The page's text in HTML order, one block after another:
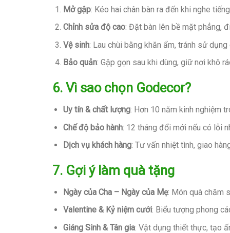
Mở gập: Kéo hai chân bàn ra đến khi nghe
Chỉnh sửa độ cao: Đặt bàn lên bề mặt phẳng,
Vệ sinh: Lau chùi bằng khăn ẩm, tránh sử dụng
Bảo quản: Gập gọn sau khi dùng, giữ nơi khô
6. Vì sao chọn Godecor?
Uy tín & chất lượng: Hơn 10 năm kinh nghiệm
Chế độ bảo hành: 12 tháng đổi mới nếu có lỗi
Dịch vụ khách hàng: Tư vấn nhiệt tình, giao
7. Gợi ý làm quà tặng
Ngày của Cha – Ngày của Mẹ: Món quà chăm
Valentine & Kỷ niệm cưới: Biểu tượng phong
Giáng Sinh & Tân gia: Vật dụng thiết thực, tạo